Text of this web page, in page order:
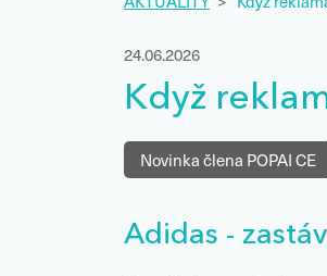
24.06.2026
Když
Novinka člena POPAI CE
Adidas -